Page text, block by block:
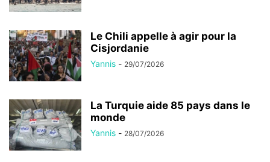
Le Chili appelle à agir pour la
Cisjordanie
Yannis - 29/07/2026
La Turquie aide 85 pays dans le
monde
Yannis - 28/07/2026